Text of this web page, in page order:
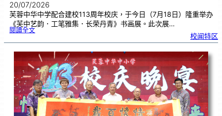
20/07/2026
芙蓉中华中学配合建校113周年校庆，于今日（7月18日）隆重举办
《芙中艺韵．工笔雅集．长荣丹青》书画展。此次展…
閱讀全文:《
艺
．
工
笔
雅
集
．
长
荣
丹
青
》
书
画
展
开
幕
校闻特区